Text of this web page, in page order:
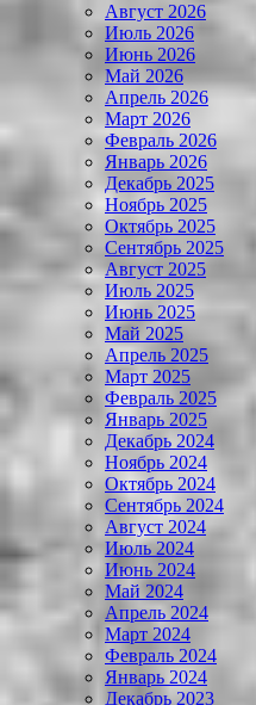
Август 2026
Июль 2026
Июнь 2026
Май 2026
Апрель 2026
Март 2026
Февраль 2026
Январь 2026
Декабрь 2025
Ноябрь 2025
Октябрь 2025
Сентябрь 2025
Август 2025
Июль 2025
Июнь 2025
Май 2025
Апрель 2025
Март 2025
Февраль 2025
Январь 2025
Декабрь 2024
Ноябрь 2024
Октябрь 2024
Сентябрь 2024
Август 2024
Июль 2024
Июнь 2024
Май 2024
Апрель 2024
Март 2024
Февраль 2024
Январь 2024
Декабрь 2023